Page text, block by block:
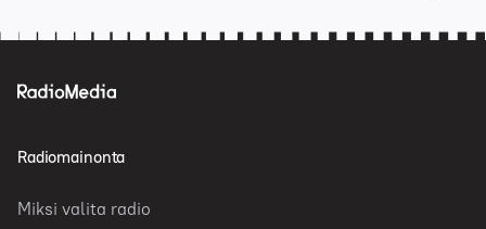
Radiomainonta
Miksi valita radio